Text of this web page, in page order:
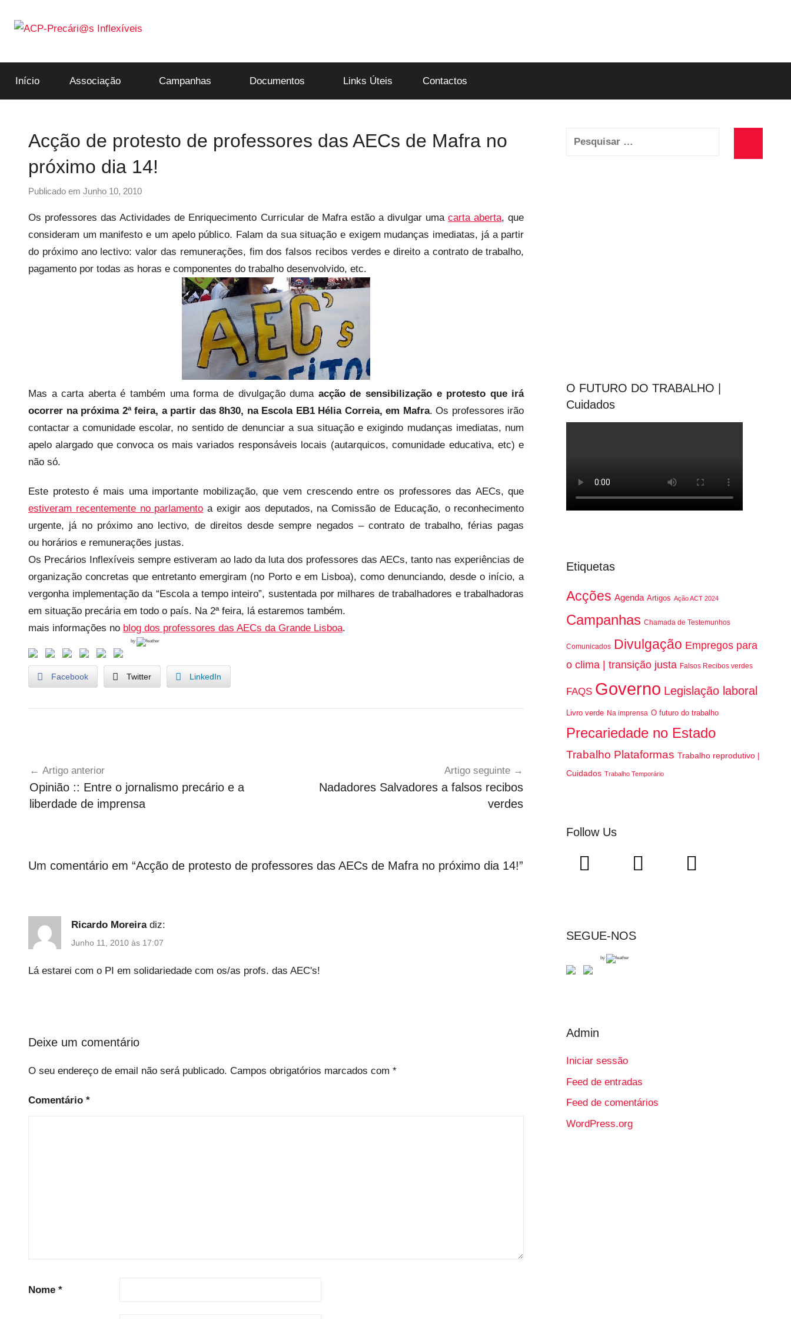
para
ACP-
Precári@s
Início Associação Campanhas Documentos Links Úteis Contactos
Acção de protesto de professores das AECs de Mafra no
próximo dia 14!
Publicado em Junho 10, 2010
r
p
r
e
n
f
x
e
i
s
Os professores das Actividades de Enriquecimento Curricular de Mafra estão a divulgar umacarta aberta, que
consideram um manifesto e um apelo público. Falam da sua situação e exigem mudanças imediatas, já a partir
do próximo ano lectivo: valor das remunerações, fim dos falsos recibos verdes e direito a contrato de trabalho,
pagamento por todas as horas e componentes do trabalho desenvolvido, etc.
Mas a carta aberta é também uma forma de divulgação duma acção de sensibilização e protesto que irá
ocorrer na próxima 2ª feira, a partir das 8h30, na Escola EB1 Hélia Correia, em Mafra. Os professores irão
contactar a comunidade escolar, no sentido de denunciar a sua situação e exigindo mudanças imediatas, num
apelo alargado que convoca os mais variados responsáveis locais (autarquicos, comunidade educativa, etc) e
não só.
Este protesto é mais uma importante mobilização, que vem crescendo entre os professores das AECs, que
estiveram recentemente no parlamento a exigir aos deputados, na Comissão de Educação, o reconhecimento
urgente, já no próximo ano lectivo, de direitos desde sempre negados – contrato de trabalho, férias pagas
ou horários e remunerações justas.
Os Precários Inflexíveis sempre estiveram ao lado da luta dos professores das AECs, tanto nas experiências de
organização concretas que entretanto emergiram (no Porto e em Lisboa), como denunciando, desde o início, a
vergonha implementação da “Escola a tempo inteiro”, sustentada por milhares de trabalhadores e trabalhadoras
em situação precária em todo o país. Na 2ª feira, lá estaremos também.
mais informações no blog dos professores das AECs da Grande Lisboa.
by
Facebook Twitter LinkedIn
C
,
A
d
artigos
Artigo anterior
Opinião :: Entre o jornalismo precário e a
liberdade de imprensa
Artigo seguinte
Nadadores Salvadores a falsos recibos
verdes
Um comentário em “Acção de protesto de professores das AECs de Mafra no próximo dia 14!”
Ricardo Moreira diz:
Junho 11, 2010 às 17:07
Lá estarei com o PI em solidariedade com os/as profs. das AEC's!
Deixe um comentário
O seu endereço de email não será publicado. Campos obrigatórios marcados com *
Comentário *
Nome *
Pesquisar
O FUTURO DO TRABALHO |
Cuidados
Etiquetas
Acções Agenda Artigos Ação ACT 2024
Campanhas Chamada de Testemunhos
Comunicados Divulgação Empregos para
o clima | transição justa Falsos Recibos verdes
FAQS Governo Legislação laboral
Livro verde Na imprensa O futuro do trabalho
Precariedade no Estado
Trabalho Plataformas Trabalho reprodutivo |
Cuidados Trabalho Temporário
Follow Us
SEGUE-NOS
by
Admin
Iniciar sessão
Feed de entradas
Feed de comentários
WordPress.org